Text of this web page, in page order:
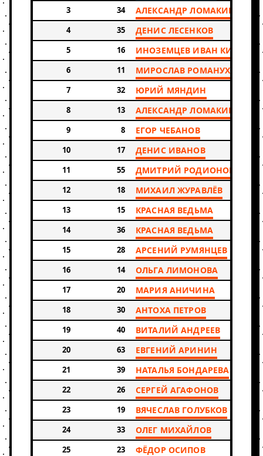
3 34 АЛЕКСАНДР ЛОМАКИН
4 35 ДЕНИС ЛЕСЕНКОВ
5 16 ИНОЗЕМЦЕВ ИВАН
6 11 МИРОСЛАВ РОМАНУХА
7 32 ЮРИЙ МЯНДИН
8 13 АЛЕКСАНДР ЛОМАКИН
9 8 ЕГОР ЧЕБАНОВ
10 17 ДЕНИС ИВАНОВ
11 55 ДМИТРИЙ РОДИОНОВ
12 18 МИХАИЛ ЖУРАВЛЁВ
13 15 КРАСНАЯ ВЕДЬМА
14 36 КРАСНАЯ ВЕДЬМА
15 28 АРСЕНИЙ РУМЯНЦЕВ
16 14 ОЛЬГА ЛИМОНОВА
17 20 МАРИЯ АНИЧИНА
18 30 АНТОХА ПЕТРОВ
19 40 ВИТАЛИЙ АНДРЕЕВ
20 63 ЕВГЕНИЙ АРИНИН
21 39 НАТАЛЬЯ БОНДАРЕВА
22 26 СЕРГЕЙ АГАФОНОВ
23 19 ВЯЧЕСЛАВ ГОЛУБКОВ
24 33 ОЛЕГ МИХАЙЛОВ
25 23 ФЁДОР ОСИПОВ